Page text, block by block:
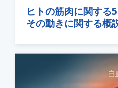
ヒトの筋肉に関する
その動きに関する概